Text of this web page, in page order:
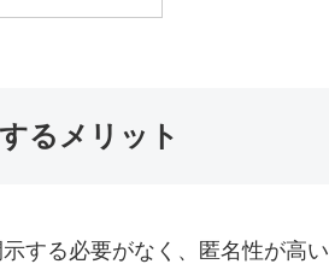
るメリット
する必要がなく、匿名性が高い